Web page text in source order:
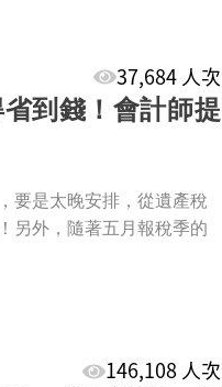
37,684 人次
到錢！會計師提
要是太晚安排，從遺產稅
另外，隨著五月報稅季的
146,108 人次